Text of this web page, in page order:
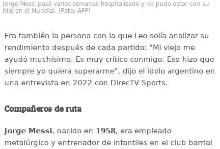
Jorge Messi pasó varias semanas hospitalizado y no pudo estar con su
hijo en el Mundial. (Foto: AFP)
Era también la persona con la que Leo solía analizar su
rendimiento después de cada partido: "Mi viejo me
ayudó muchísimo. Es muy crítico conmigo. Eso hizo que
siempre yo quiera superarme", dijo el ídolo argentino en
una entrevista en 2022 con DirecTV Sports.
Compañeros de ruta
Jorge Messi, nacido en 1958, era empleado
metalúrgico y entrenador de infantiles en el club barrial